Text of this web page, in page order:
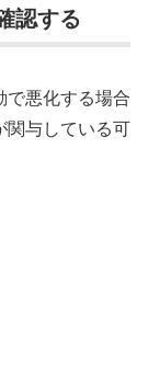
認する
で悪化する場合
関与している可